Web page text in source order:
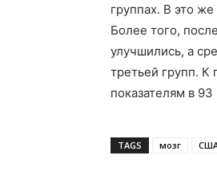
группах. В это
Более того,
улучшились, а
третьей групп. К
показателям в
TAGS мозг